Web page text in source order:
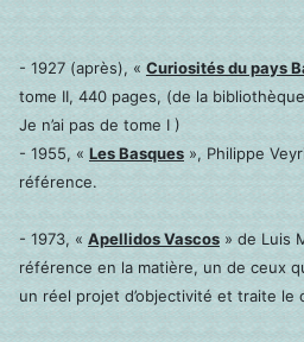
- 1927 (après), « Curiosités du pays
tome II, 440 pages, (de la
Je n’ai pas de tome I )
- 1955, « Les Basques », Philippe
référence.
- 1973, « Apellidos Vascos » de Luis
référence en la matière, un de ceux
un réel projet d’objectivité et traite le